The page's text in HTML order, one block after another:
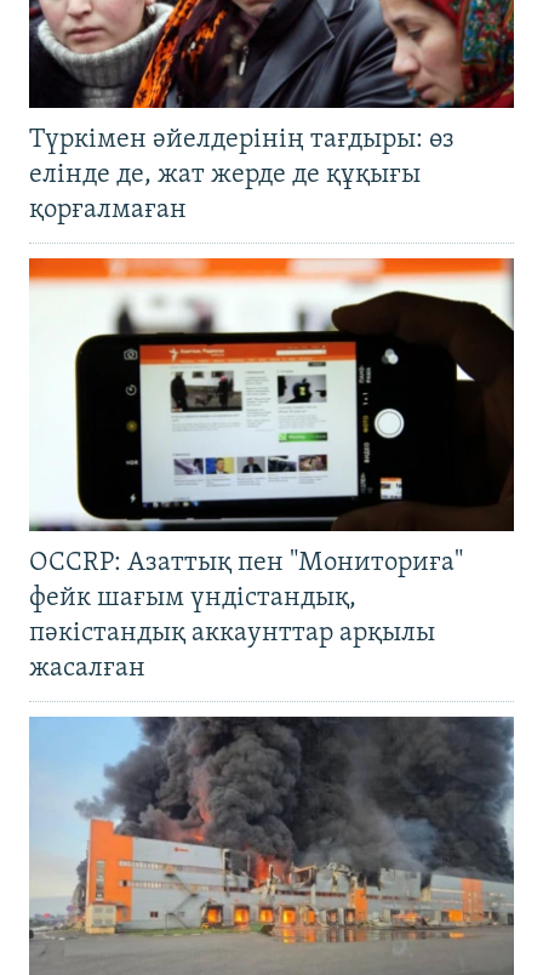
Түркімен әйелдерінің тағдыры: өз
елінде де, жат жерде де құқығы
қорғалмаған
OCCRP: Азаттық пен "Мониториға"
фейк шағым үндістандық,
пәкістандық аккаунттар арқылы
жасалған